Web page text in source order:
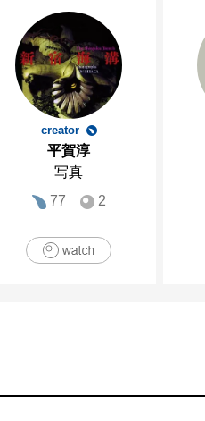
creator
平賀淳
写真
77
2